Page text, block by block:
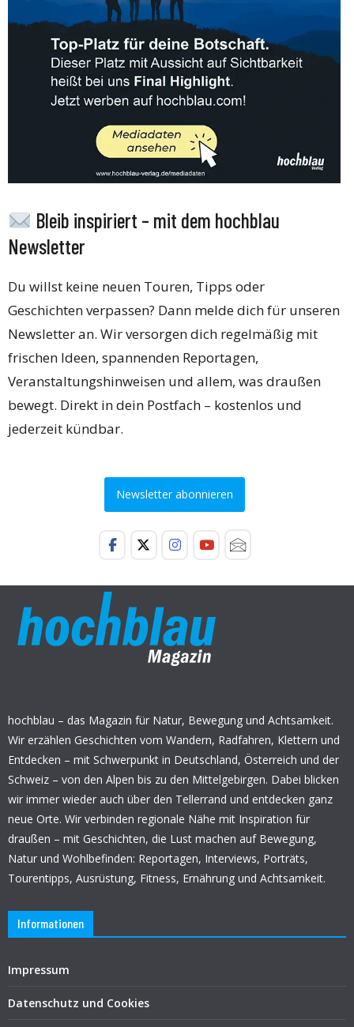
Bleib inspiriert – mit dem hochblau
Newsletter
Du willst keine neuen Touren, Tipps oder
Geschichten verpassen? Dann melde dich für unseren
Newsletter an. Wir versorgen dich regelmäßig mit
frischen Ideen, spannenden Reportagen,
Veranstaltungshinweisen und allem, was draußen
bewegt. Direkt in dein Postfach – kostenlos und
jederzeit kündbar.
Newsletter abonnieren
hochblau – das Magazin für Natur, Bewegung und Achtsamkeit.
Wir erzählen Geschichten vom Wandern, Radfahren, Klettern und
Entdecken – mit Schwerpunkt in Deutschland, Österreich und der
Schweiz – von den Alpen bis zu den Mittelgebirgen. Dabei blicken
wir immer wieder auch über den Tellerrand und entdecken ganz
neue Orte. Wir verbinden regionale Nähe mit Inspiration für
draußen – mit Geschichten, die Lust machen auf Bewegung,
Natur und Wohlbefinden: Reportagen, Interviews, Porträts,
Tourentipps, Ausrüstung, Fitness, Ernährung und Achtsamkeit.
Informationen
Impressum
Datenschutz und Cookies